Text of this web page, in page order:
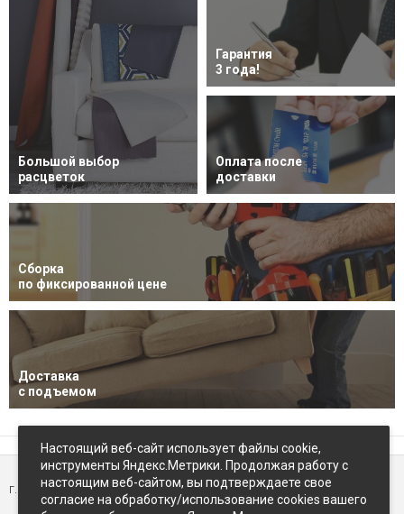
Большой выбор
расцветок
Гарантия
3 года!
Оплата после
доставки
Сборка
по фиксированной цене
Доставка
с подъемом
г. Петропавловск-Камчатский,ул Восточное-шоссе, д.5
Настоящий веб-сайт использует файлы cookie,
инструменты Яндекс.Метрики. Продолжая работу с
настоящим веб-сайтом, вы подтверждаете свое
согласие на обработку/использование cookies вашего